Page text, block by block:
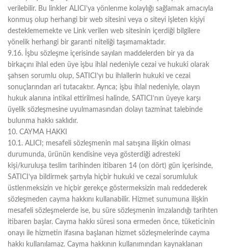
verilebilir. Bu linkler ALICI’ya yönlenme kolaylığı sağlamak amacıyla
konmuş olup herhangi bir web sitesini veya o siteyi işleten kişiyi
desteklememekte ve Link verilen web sitesinin içerdiği bilgilere
yönelik herhangi bir garanti niteliği taşımamaktadır.
9.16. İşbu sözleşme içerisinde sayılan maddelerden bir ya da
birkaçını ihlal eden üye işbu ihlal nedeniyle cezai ve hukuki olarak
şahsen sorumlu olup, SATICI’yı bu ihlallerin hukuki ve cezai
sonuçlarından ari tutacaktır. Ayrıca; işbu ihlal nedeniyle, olayın
hukuk alanına intikal ettirilmesi halinde, SATICI’nın üyeye karşı
üyelik sözleşmesine uyulmamasından dolayı tazminat talebinde
bulunma hakkı saklıdır.
10. CAYMA HAKKI
10.1. ALICI; mesafeli sözleşmenin mal satışına ilişkin olması
durumunda, ürünün kendisine veya gösterdiği adresteki
kişi/kuruluşa teslim tarihinden itibaren 14 (on dört) gün içerisinde,
SATICI’ya bildirmek şartıyla hiçbir hukuki ve cezai sorumluluk
üstlenmeksizin ve hiçbir gerekçe göstermeksizin malı reddederek
sözleşmeden cayma hakkını kullanabilir. Hizmet sunumuna ilişkin
mesafeli sözleşmelerde ise, bu süre sözleşmenin imzalandığı tarihten
itibaren başlar. Cayma hakkı süresi sona ermeden önce, tüketicinin
onayı ile hizmetin ifasına başlanan hizmet sözleşmelerinde cayma
hakkı kullanılamaz. Cayma hakkının kullanımından kaynaklanan